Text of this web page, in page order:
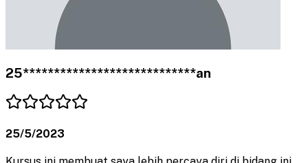
25****************************an
25/5/2023